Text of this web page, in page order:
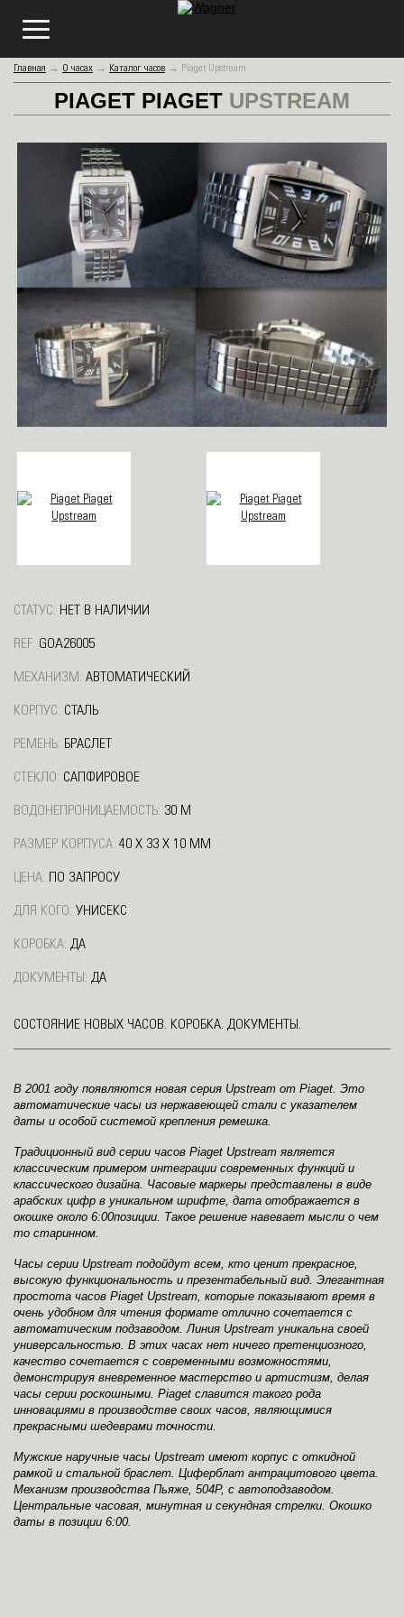
Главная → О часах → Каталог часов → Piaget Upstream
PIAGET PIAGET UPSTREAM
СТАТУС: НЕТ В НАЛИЧИИ
REF: GOA26005
МЕХАНИЗМ: АВТОМАТИЧЕСКИЙ
КОРПУС: СТАЛЬ
РЕМЕНЬ: БРАСЛЕТ
СТЕКЛО: САПФИРОВОЕ
ВОДОНЕПРОНИЦАЕМОСТЬ: 30 М
РАЗМЕР КОРПУСА: 40 X 33 X 10 ММ
ЦЕНА: ПО ЗАПРОСУ
ДЛЯ КОГО: УНИСЕКС
КОРОБКА: ДА
ДОКУМЕНТЫ: ДА
СОСТОЯНИЕ НОВЫХ ЧАСОВ. КОРОБКА. ДОКУМЕНТЫ.
В 2001 году появляются новая серия Upstream от Piaget. Это
автоматические часы из нержавеющей стали с указателем
даты и особой системой крепления ремешка.
Традиционный вид серии часов Piaget Upstream является
классическим примером интеграции современных функций и
классического дизайна. Часовые маркеры представлены в виде
арабских цифр в уникальном шрифте, дата отображается в
окошке около 6:00позиции. Такое решение навевает мысли о чем
то старинном.
Часы серии Upstream подойдут всем, кто ценит прекрасное,
высокую функциональность и презентабельный вид. Элегантная
простота часов Piaget Upstream, которые показывают время в
очень удобном для чтения формате отлично сочетается с
автоматическим подзаводом. Линия Upstream уникальна своей
универсальностью. В этих часах нет ничего претенциозного,
качество сочетается с современными возможностями,
демонстрируя вневременное мастерство и артистизм, делая
часы серии роскошными. Piaget славится такого рода
инновациями в производстве своих часов, являющимися
прекрасными шедеврами точности.
Мужские наручные часы Upstream имеют корпус с откидной
рамкой и стальной браслет. Циферблат антрацитового цвета.
Механизм производства Пьяже, 504P, с автоподзаводом.
Центральные часовая, минутная и секундная стрелки. Окошко
даты в позиции 6:00.